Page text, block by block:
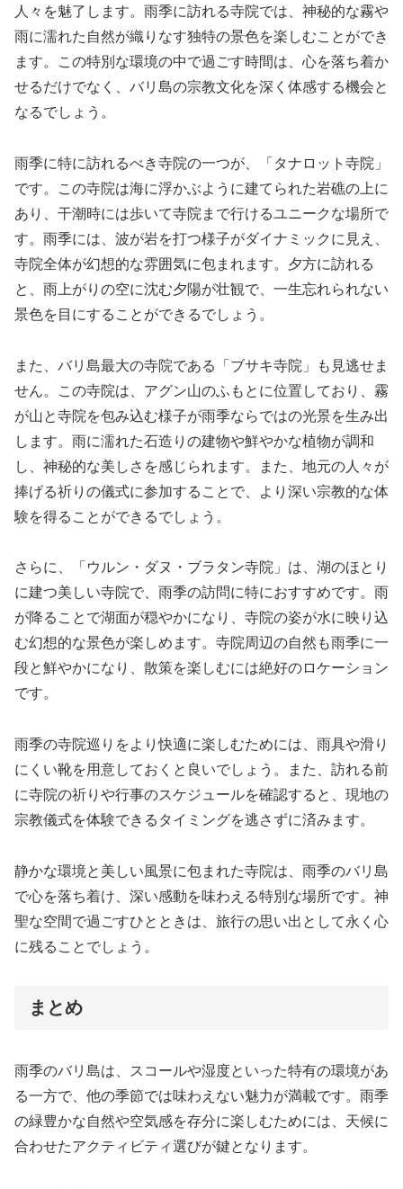
人々を魅了します。雨季に訪れる寺院では、神秘的な霧や
雨に濡れた自然が織りなす独特の景色を楽しむことができ
ます。この特別な環境の中で過ごす時間は、心を落ち着か
せるだけでなく、バリ島の宗教文化を深く体感する機会と
なるでしょう。
雨季に特に訪れるべき寺院の一つが、「タナロット寺院」
です。この寺院は海に浮かぶように建てられた岩礁の上に
あり、干潮時には歩いて寺院まで行けるユニークな場所で
す。雨季には、波が岩を打つ様子がダイナミックに見え、
寺院全体が幻想的な雰囲気に包まれます。夕方に訪れる
と、雨上がりの空に沈む夕陽が壮観で、一生忘れられない
景色を目にすることができるでしょう。
また、バリ島最大の寺院である「ブサキ寺院」も見逃せま
せん。この寺院は、アグン山のふもとに位置しており、霧
が山と寺院を包み込む様子が雨季ならではの光景を生み出
します。雨に濡れた石造りの建物や鮮やかな植物が調和
し、神秘的な美しさを感じられます。また、地元の人々が
捧げる祈りの儀式に参加することで、より深い宗教的な体
験を得ることができるでしょう。
さらに、「ウルン・ダヌ・ブラタン寺院」は、湖のほとり
に建つ美しい寺院で、雨季の訪問に特におすすめです。雨
が降ることで湖面が穏やかになり、寺院の姿が水に映り込
む幻想的な景色が楽しめます。寺院周辺の自然も雨季に一
段と鮮やかになり、散策を楽しむには絶好のロケーション
です。
雨季の寺院巡りをより快適に楽しむためには、雨具や滑り
にくい靴を用意しておくと良いでしょう。また、訪れる前
に寺院の祈りや行事のスケジュールを確認すると、現地の
宗教儀式を体験できるタイミングを逃さずに済みます。
静かな環境と美しい風景に包まれた寺院は、雨季のバリ島
で心を落ち着け、深い感動を味わえる特別な場所です。神
聖な空間で過ごすひとときは、旅行の思い出として永く心
に残ることでしょう。
まとめ
雨季のバリ島は、スコールや湿度といった特有の環境があ
る一方で、他の季節では味わえない魅力が満載です。雨季
の緑豊かな自然や空気感を存分に楽しむためには、天候に
合わせたアクティビティ選びが鍵となります。